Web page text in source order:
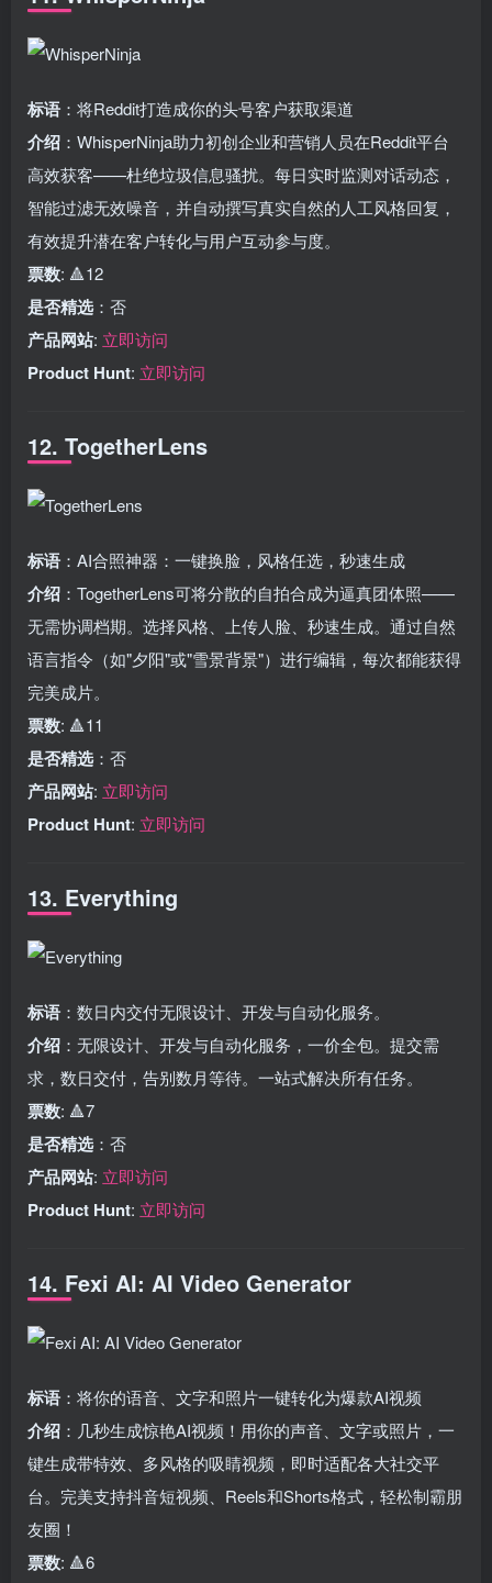
标语 ：将Reddit打造成你的头号客户获取渠道
介绍 ：WhisperNinja助力初创企业和营销人员在Reddit平台
高效获客——杜绝垃圾信息骚扰。每日实时监测对话动态，
智能过滤无效噪音，并自动撰写真实自然的人工风格回复，
有效提升潜在客户转化与用户互动参与度。
票数: 🔺12
是否精选 ：否
产品网站: 立即访问
Product Hunt: 立即访问
12. TogetherLens
标语 ：AI合照神器：一键换脸，风格任选，秒速生成
介绍 ：TogetherLens可将分散的自拍合成为逼真团体照——
无需协调档期。选择风格、上传人脸、秒速生成。通过自然
语言指令（如"夕阳"或"雪景背景"）进行编辑，每次都能获得
完美成片。
票数: 🔺11
是否精选 ：否
产品网站: 立即访问
Product Hunt: 立即访问
13. Everything
标语 ：数日内交付无限设计、开发与自动化服务。
介绍 ：无限设计、开发与自动化服务，一价全包。提交需
求，数日交付，告别数月等待。一站式解决所有任务。
票数: 🔺7
是否精选 ：否
产品网站: 立即访问
Product Hunt: 立即访问
14. Fexi AI: AI Video Generator
标语 ：将你的语音、文字和照片一键转化为爆款AI视频
介绍 ：几秒生成惊艳AI视频！用你的声音、文字或照片，一
键生成带特效、多风格的吸睛视频，即时适配各大社交平
台。完美支持抖音短视频、Reels和Shorts格式，轻松制霸朋
友圈！
票数: 🔺6